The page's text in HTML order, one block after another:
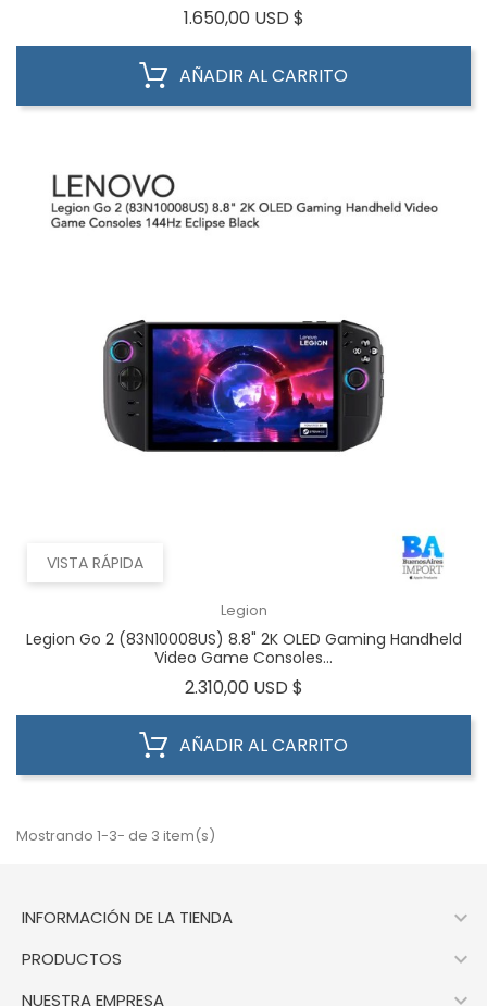
1.650,00 USD $
AÑADIR AL CARRITO
VISTA RÁPIDA
Legion
Legion Go 2 (83N10008US) 8.8" 2K OLED Gaming Handheld
Video Game Consoles...
2.310,00 USD $
AÑADIR AL CARRITO
Mostrando 1-3- de 3 item(s)
INFORMACIÓN DE LA TIENDA 
PRODUCTOS 
NUESTRA EMPRESA 